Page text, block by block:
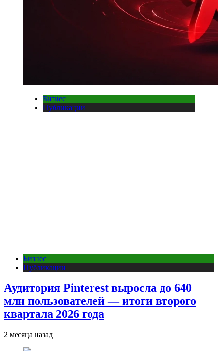
Бизнес
Публикации
Бизнес
Публикации
Аудитория Pinterest выросла до 640
млн пользователей — итоги второго
квартала 2026 года
2 месяца назад